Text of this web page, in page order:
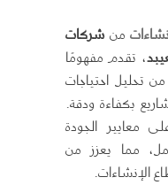
من شركات
، تقدم مفهومًا
تحليل احتياجات
بكفاءة ودقة.
معايير الجودة
مما يعزز من
الإنشاءات.